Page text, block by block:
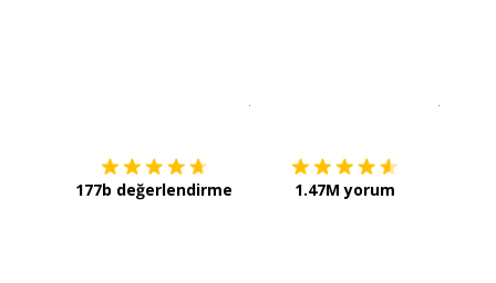
177b değerlendirme 1.47M yorum